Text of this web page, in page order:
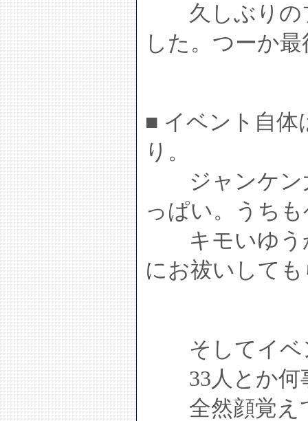
久しぶりの
した。つーか
■ イベント自体
り。
ジャンケン
っぱい。うち
キモいゆう
にお祓いして
そしてイベ
33人とか何
全然顔覚え